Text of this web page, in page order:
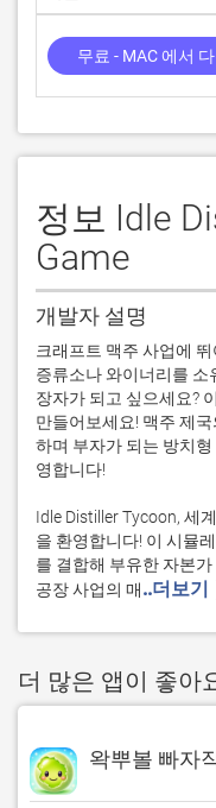
무료 - MAC 에서
정보 Idle
Game
개발자 설명
크래프트 맥주 사업에
증류소나 와이너리를 소
장자가 되고 싶으세요?
만들어보세요! 맥주 제
하며 부자가 되는 방치
영합니다!
Idle Distiller Tycoon, 세
을 환영합니다! 이 시뮬
를 결합해 부유한 자본
공장 사업의 매..더보기
더 많은 앱이 좋아
왁뿌볼 빠자